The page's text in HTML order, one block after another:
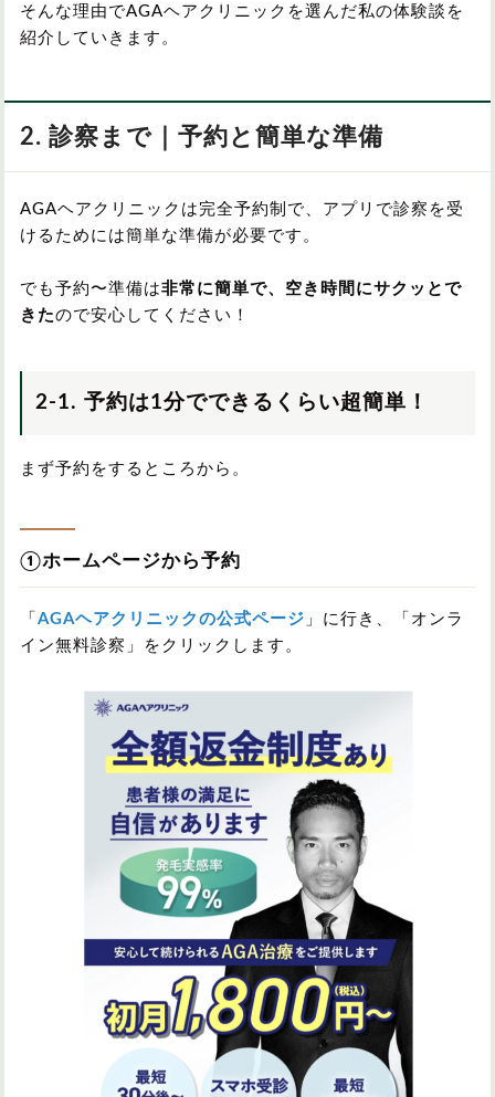
そんな理由でAGAヘアクリニックを選んだ私の体験談を
紹介していきます。
2. 診察まで｜予約と簡単な準備
AGAヘアクリニックは完全予約制で、アプリで診察を受
けるためには簡単な準備が必要です。
でも予約〜準備は非常に簡単で、空き時間にサクッとで
きたので安心してください！
2-1. 予約は1分でできるくらい超簡単！
まず予約をするところから。
①ホームページから予約
「 AGAヘアクリニックの公式ページ 」に行き、「オンラ
イン無料診察」をクリックします。